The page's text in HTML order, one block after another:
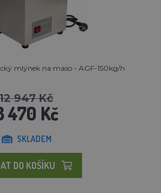
mlýnek na maso - AGF-150kg/h
12 947 Kč
470 Kč
SKLADEM
DO KOŠÍKU